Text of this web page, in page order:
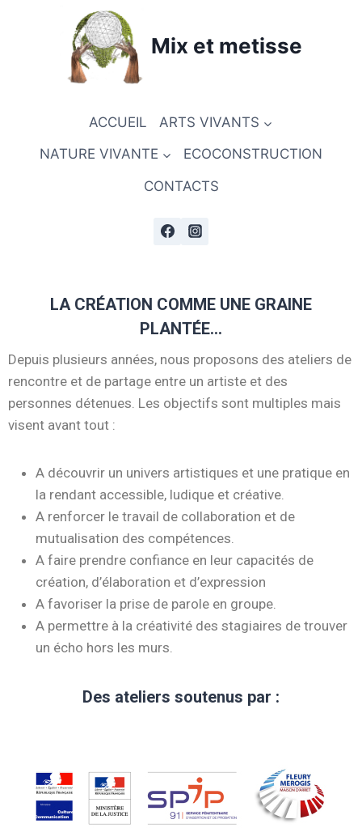
Mix et metisse
ACCUEIL
ARTS VIVANTS
NATURE VIVANTE
ECOCONSTRUCTION
CONTACTS
LA CRÉATION COMME UNE GRAINE
PLANTÉE…
Depuis plusieurs années, nous proposons des ateliers de
rencontre et de partage entre un artiste et des
personnes détenues. Les objectifs sont multiples mais
visent avant tout :
A découvrir un univers artistiques et une pratique en
la rendant accessible, ludique et créative.
A renforcer le travail de collaboration et de
mutualisation des compétences.
A faire prendre confiance en leur capacités de
création, d’élaboration et d’expression
A favoriser la prise de parole en groupe.
A permettre à la créativité des stagiaires de trouver
un écho hors les murs.
Des ateliers soutenus par :